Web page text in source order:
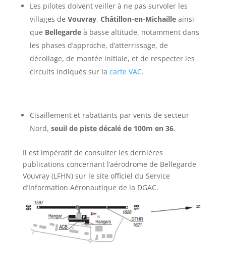
Les pilotes doivent veiller à ne pas survoler les
villages de Vouvray, Châtillon-en-Michailleainsi
que Bellegardeà basse altitude, notamment dans
les phases d’approche, d’atterrissage, de
décollage, de montée initiale, et de respecter les
circuits indiqués sur la carte VAC.
Cisaillement et rabattants par vents de secteur
Nord, seuil de piste décalé de 100m en 36.
Il est impératif de consulter les dernières
publications concernant l’aérodrome de Bellegarde
Vouvray (LFHN) sur le site officiel du Service
d’Information Aéronautique de la DGAC.